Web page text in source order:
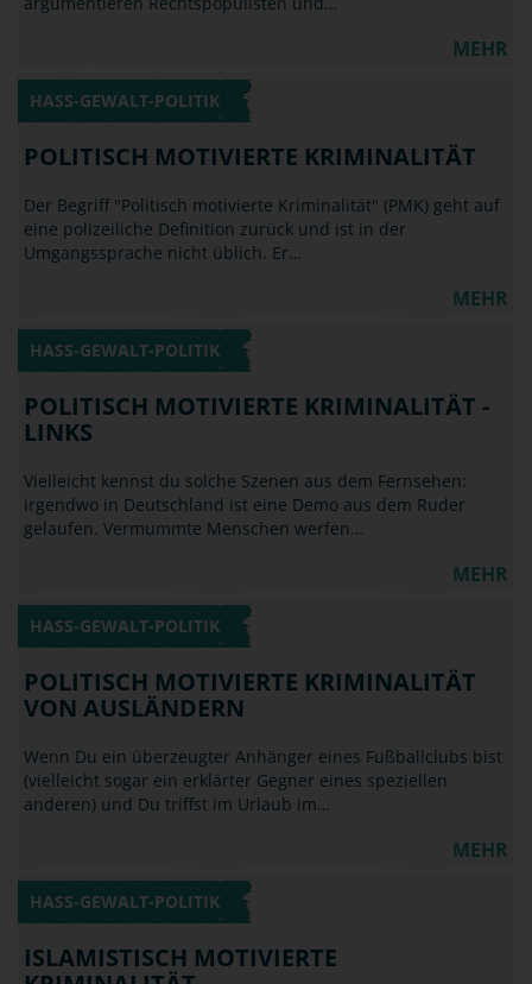
MEHR
HASS-GEWALT-POLITIK
POLITISCH MOTIVIERTE KRIMINALITÄT
Der Begriff "Politisch motivierte Kriminalität" (PMK) geht auf
eine polizeiliche Definition zurück und ist in der
Umgangssprache nicht üblich. Er…
MEHR
HASS-GEWALT-POLITIK
POLITISCH MOTIVIERTE KRIMINALITÄT -
LINKS
Vielleicht kennst du solche Szenen aus dem Fernsehen:
irgendwo in Deutschland ist eine Demo aus dem Ruder
gelaufen. Vermummte Menschen werfen…
MEHR
HASS-GEWALT-POLITIK
POLITISCH MOTIVIERTE KRIMINALITÄT
VON AUSLÄNDERN
Wenn Du ein überzeugter Anhänger eines Fußballclubs bist
(vielleicht sogar ein erklärter Gegner eines speziellen
anderen) und Du triffst im Urlaub im…
MEHR
HASS-GEWALT-POLITIK
ISLAMISTISCH MOTIVIERTE